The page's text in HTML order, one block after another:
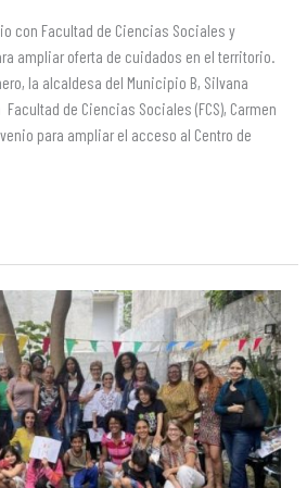
con Facultad de Ciencias Sociales y
ampliar oferta de cuidados en el territorio.
la alcaldesa del Municipio B, Silvana
de Ciencias Sociales (FCS), Carmen
para ampliar el acceso al Centro de